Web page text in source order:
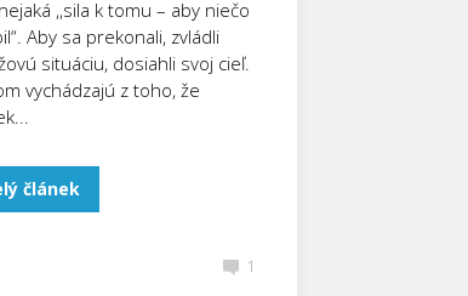
,,sila k tomu – aby niečo
Aby sa prekonali, zvládli
situáciu, dosiahli svoj cieľ.
vychádzajú z toho, že
článek
1